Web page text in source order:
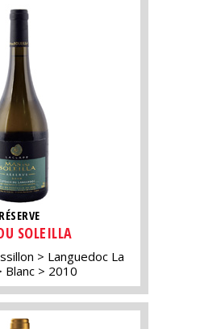
RÉSERVE
SOLEILLA
Languedoc La
Blanc 2010